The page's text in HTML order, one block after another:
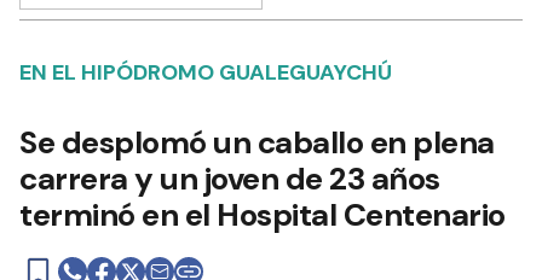
EN EL HIPÓDROMO GUALEGUAYCHÚ
Se desplomó un caballo en plena
carrera y un joven de 23 años
terminó en el Hospital Centenario